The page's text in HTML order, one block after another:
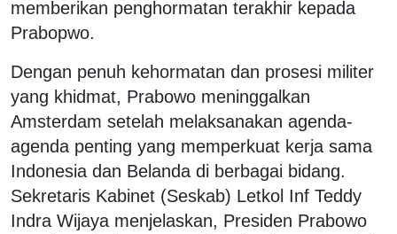
memberikan penghormatan terakhir kepada
Prabopwo.
Dengan penuh kehormatan dan prosesi militer
yang khidmat, Prabowo meninggalkan
Amsterdam setelah melaksanakan agenda-
agenda penting yang memperkuat kerja sama
Indonesia dan Belanda di berbagai bidang.
Sekretaris Kabinet (Seskab) Letkol Inf Teddy
Indra Wijaya menjelaskan, Presiden Prabowo